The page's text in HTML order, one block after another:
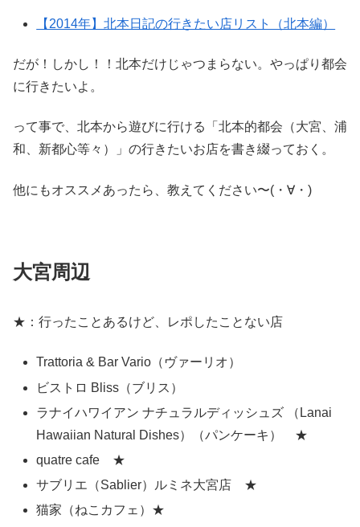
【2014年】北本日記の行きたい店リスト（北本編）
だが！しかし！！北本だけじゃつまらない。やっぱり都会
に行きたいよ。
って事で、北本から遊びに行ける「北本的都会（大宮、浦
和、新都心等々）」の行きたいお店を書き綴っておく。
他にもオススメあったら、教えてください〜(・∀・)
大宮周辺
★：行ったことあるけど、レポしたことない店
Trattoria & Bar Vario（ヴァーリオ）
ビストロ Bliss（ブリス）
ラナイハワイアン ナチュラルディッシュズ （Lanai
Hawaiian Natural Dishes）（パンケーキ） ★
quatre cafe ★
サブリエ（Sablier）ルミネ大宮店 ★
猫家（ねこカフェ）★